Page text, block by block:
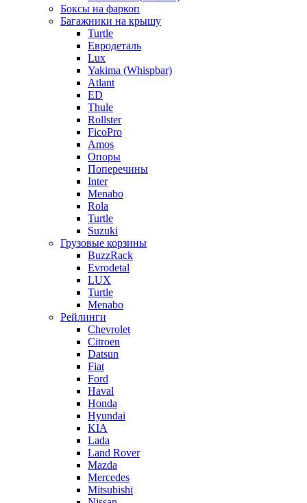
Боксы на фаркоп
Багажники на крышу
Turtle
Евродеталь
Lux
Yakima (Whispbar)
Atlant
ED
Thule
Rollster
FicoPro
Amos
Опоры
Поперечины
Inter
Menabo
Rola
Turtle
Suzuki
Грузовые корзины
BuzzRack
Evrodetal
LUX
Turtle
Menabo
Рейлинги
Chevrolet
Citroen
Datsun
Fiat
Ford
Haval
Honda
Hyundai
KIA
Lada
Land Rover
Mazda
Mercedes
Mitsubishi